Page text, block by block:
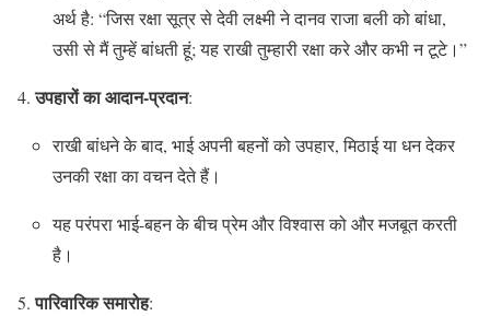
अर्थ है: “जिस रक्षा सूत्र से देवी लक्ष्मी ने दानव राजा बली को बांधा,
उसी से मैं तुम्हें बांधती हूं; यह राखी तुम्हारी रक्षा करे और कभी न टूटे।”
उपहारों का आदान-प्रदान:
राखी बांधने के बाद, भाई अपनी बहनों को उपहार, मिठाई या धन देकर
उनकी रक्षा का वचन देते हैं।
यह परंपरा भाई-बहन के बीच प्रेम और विश्वास को और मजबूत करती
है।
पारिवारिक समारोह: